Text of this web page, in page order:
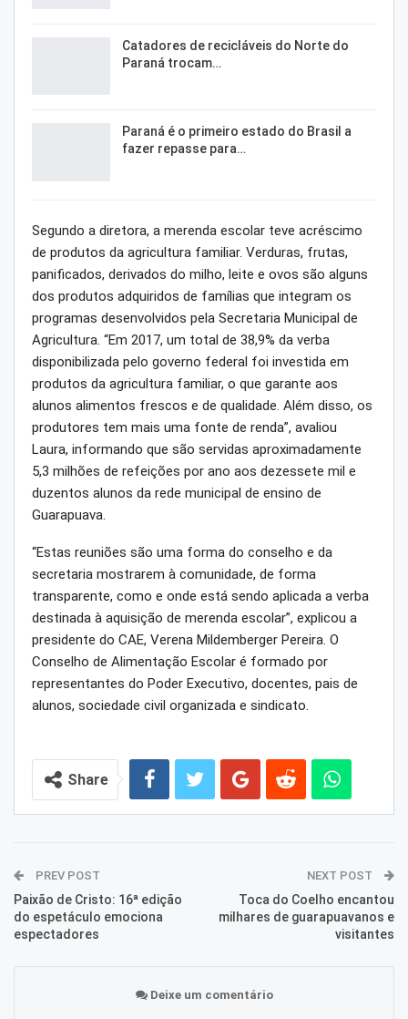
Catadores de recicláveis do Norte do
Paraná trocam…
Paraná é o primeiro estado do Brasil a
fazer repasse para…
Segundo a diretora, a merenda escolar teve acréscimo
de produtos da agricultura familiar. Verduras, frutas,
panificados, derivados do milho, leite e ovos são alguns
dos produtos adquiridos de famílias que integram os
programas desenvolvidos pela Secretaria Municipal de
Agricultura. “Em 2017, um total de 38,9% da verba
disponibilizada pelo governo federal foi investida em
produtos da agricultura familiar, o que garante aos
alunos alimentos frescos e de qualidade. Além disso, os
produtores tem mais uma fonte de renda”, avaliou
Laura, informando que são servidas aproximadamente
5,3 milhões de refeições por ano aos dezessete mil e
duzentos alunos da rede municipal de ensino de
Guarapuava.
“Estas reuniões são uma forma do conselho e da
secretaria mostrarem à comunidade, de forma
transparente, como e onde está sendo aplicada a verba
destinada à aquisição de merenda escolar”, explicou a
presidente do CAE, Verena Mildemberger Pereira. O
Conselho de Alimentação Escolar é formado por
representantes do Poder Executivo, docentes, pais de
alunos, sociedade civil organizada e sindicato.
Share
PREV POST
Paixão de Cristo: 16ª edição
do espetáculo emociona
espectadores
NEXT POST
Toca do Coelho encantou
milhares de guarapuavanos e
visitantes
Deixe um comentário